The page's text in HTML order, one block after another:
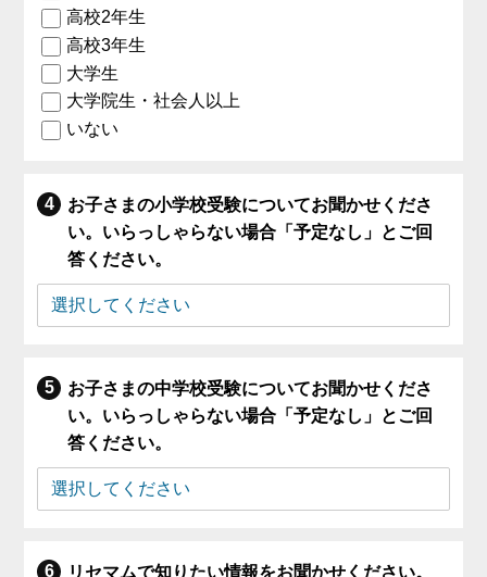
高校2年生
高校3年生
大学生
大学院生・社会人以上
いない
お子さまの小学校受験についてお聞かせくださ
い。いらっしゃらない場合「予定なし」とご回
答ください。
お子さまの中学校受験についてお聞かせくださ
い。いらっしゃらない場合「予定なし」とご回
答ください。
リセマムで知りたい情報をお聞かせください。